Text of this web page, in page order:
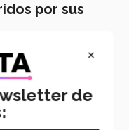
por sus
en las
aulas y
colegasy lo que
en su clase a ver
mejores maneras de
×
de